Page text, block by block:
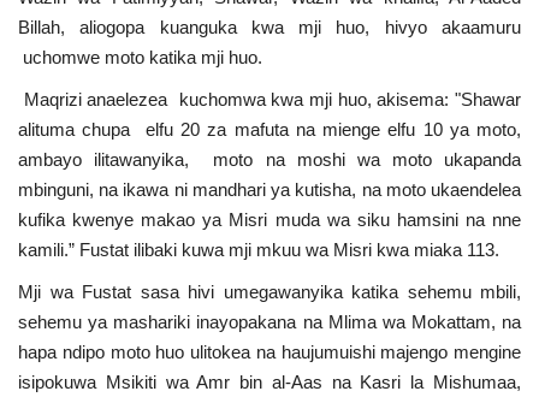
Billah, aliogopa kuanguka kwa mji huo, hivyo akaamuru
uchomwe moto katika mji huo.
Maqrizi anaelezea kuchomwa kwa mji huo, akisema: "Shawar
alituma chupa elfu 20 za mafuta na mienge elfu 10 ya moto,
ambayo ilitawanyika, moto na moshi wa moto ukapanda
mbinguni, na ikawa ni mandhari ya kutisha, na moto ukaendelea
kufika kwenye makao ya Misri muda wa siku hamsini na nne
kamili.” Fustat ilibaki kuwa mji mkuu wa Misri kwa miaka 113.
Mji wa Fustat sasa hivi umegawanyika katika sehemu mbili,
sehemu ya mashariki inayopakana na Mlima wa Mokattam, na
hapa ndipo moto huo ulitokea na haujumuishi majengo mengine
isipokuwa Msikiti wa Amr bin al-Aas na Kasri la Mishumaa,